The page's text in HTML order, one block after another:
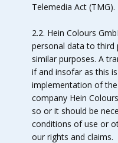
Telemedia Act (TMG).
2.2. Hein Colours
personal data to
similar purposes. A
if and insofar as this
implementation of
company Hein
so or it should be
conditions of use or
our rights and claims.